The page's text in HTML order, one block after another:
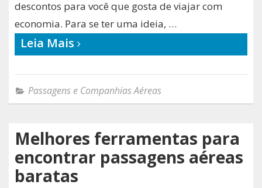
descontos para você que gosta de viajar com
economia. Para se ter uma ideia, …
Leia Mais
Passagens e Companhias Aéreas
Melhores ferramentas para
encontrar passagens aéreas
baratas